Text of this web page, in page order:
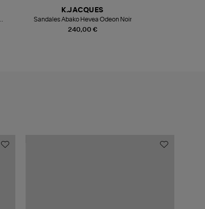
240,00 €
K.JACQUES
Sandales Abako Hevea Odeon Noir